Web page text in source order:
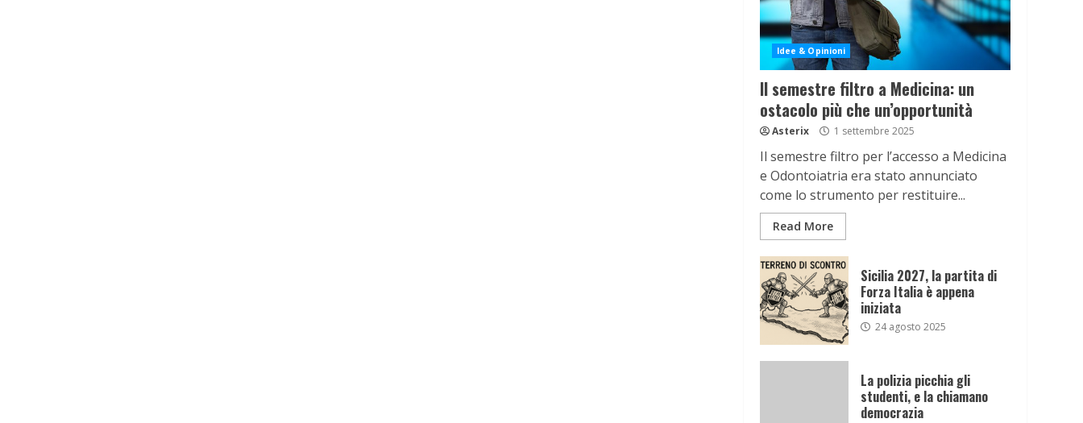
Idee & Opinioni
Il semestre filtro a Medicina: un
ostacolo più che un’opportunità
Asterix 1 settembre 2025
Il semestre filtro per l’accesso a Medicina
e Odontoiatria era stato annunciato
come lo strumento per restituire...
Read More
Sicilia 2027, la partita di
Forza Italia è appena
iniziata
24 agosto 2025
La polizia picchia gli
studenti, e la chiamano
democrazia